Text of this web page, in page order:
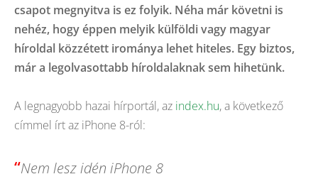
csapot megnyitva is ez folyik. Néha már követni is
nehéz, hogy éppen melyik külföldi vagy magyar
híroldal közzétett irománya lehet hiteles. Egy biztos,
már a legolvasottabb híroldalaknak sem hihetünk.
A legnagyobb hazai hírportál, az index.hu, a következő
címmel írt az iPhone 8-ról:
“Nem lesz idén iPhone 8